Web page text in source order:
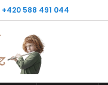
+420 588 491 044